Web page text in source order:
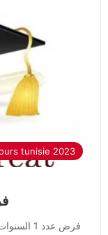
tunisie 2023
فرض عدد